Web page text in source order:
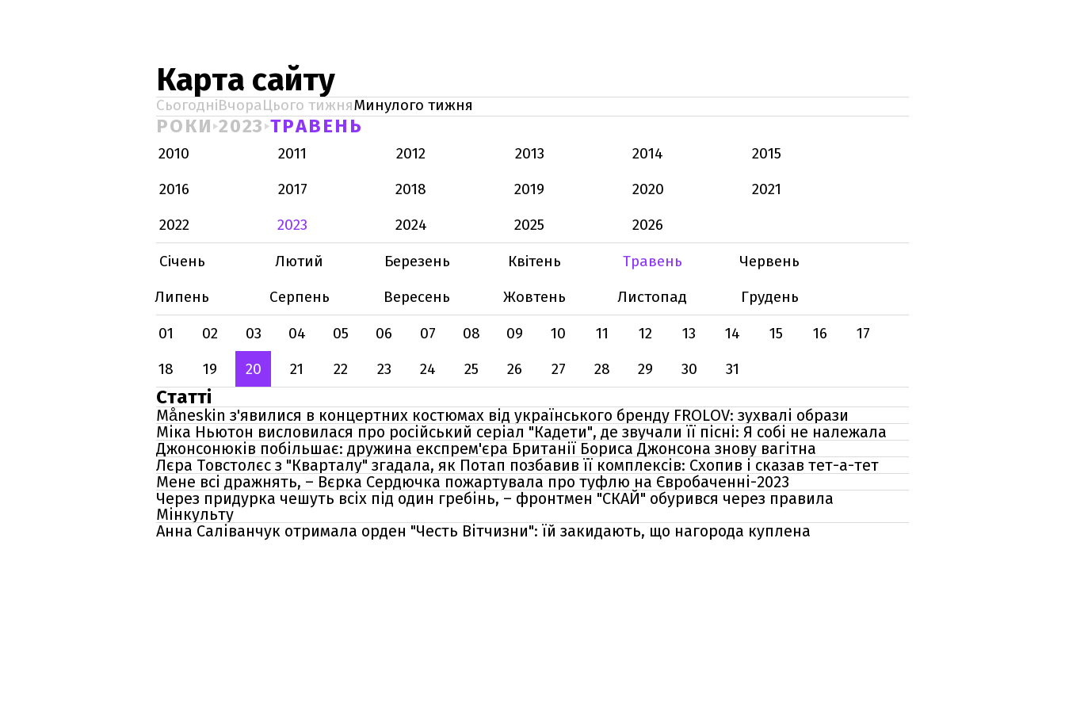
Карта сайту
СьогодніВчораЦього тижняМинулого тижня
РОКИ 2023 ТРАВЕНЬ
2010 2011 2012 2013 2014
2015
2016
2017 2018 2019 2020
2021
2022
2023 2024 2025
2026
Січень
Лютий Березень Квітень Травень
Червень
Липень
Серпень Вересень Жовтень Листопад
Грудень
01
02 03 04 05 06 07 08 09 10 11 12 13 14 15 16
17
18
19 20 21 22 23 24 25 26 27 28 29 30 31
Статті
Måneskin з'явилися в концертних костюмах від українського бренду FROLOV: зухвалі образи
Міка Ньютон висловилася про російський серіал "Кадети", де звучали її пісні: Я собі не належала
Джонсонюків побільшає: дружина експрем'єра Британії Бориса Джонсона знову вагітна
Лєра Товстолєс з "Кварталу" згадала, як Потап позбавив її комплексів: Схопив і сказав тет-а-тет
Мене всі дражнять, – Вєрка Сердючка пожартувала про туфлю на Євробаченні-2023
Через придурка чешуть всіх під один гребінь, – фронтмен "СКАЙ" обурився через правила
Мінкульту
Анна Саліванчук отримала орден "Честь Вітчизни": їй закидають, що нагорода куплена